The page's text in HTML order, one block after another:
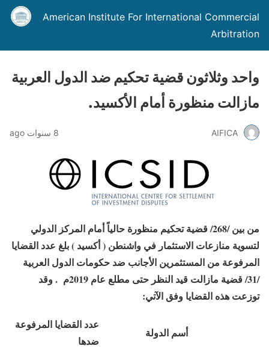
American Institute For International Commercial
Arbitration
واحد وثلاثون قضية تحكيم ضد الدول العربية
مازالت منظورة أمام الأكسيد.
AIFICA 8 سنوات ago
من بين /268/ قضية تحكيم منظورة حالياً أمام المركز الدولي
لتسوية منازعات الاستثمار في واشنطن ( أكسيد ) بلغ عدد القضايا
المرفوعة من المستثمرين الأجانب ضد حكومات الدول العربية
/31/ قضية مازالت قيد النظر حتى مطلع عام 2019م . وقد
توزعت هذه القضايا وفق الآتي:
أسم الدولة
عدد القضايا المرفوعة
ضدها